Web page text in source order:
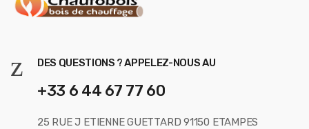
DES QUESTIONS ? APPELEZ-NOUS AU
+33 6 44 67 77 60
25 RUE J ETIENNE GUETTARD 91150 ETAMPES